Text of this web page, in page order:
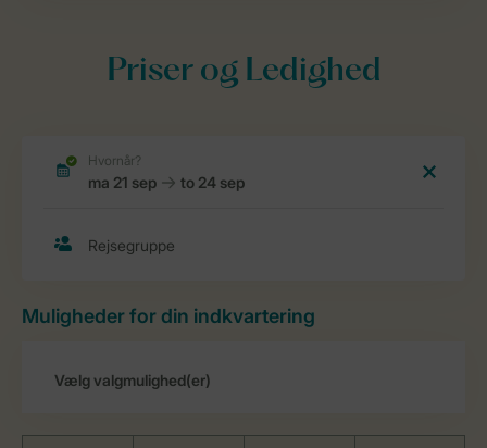
Priser og Ledighed
Muligheder for din indkvartering